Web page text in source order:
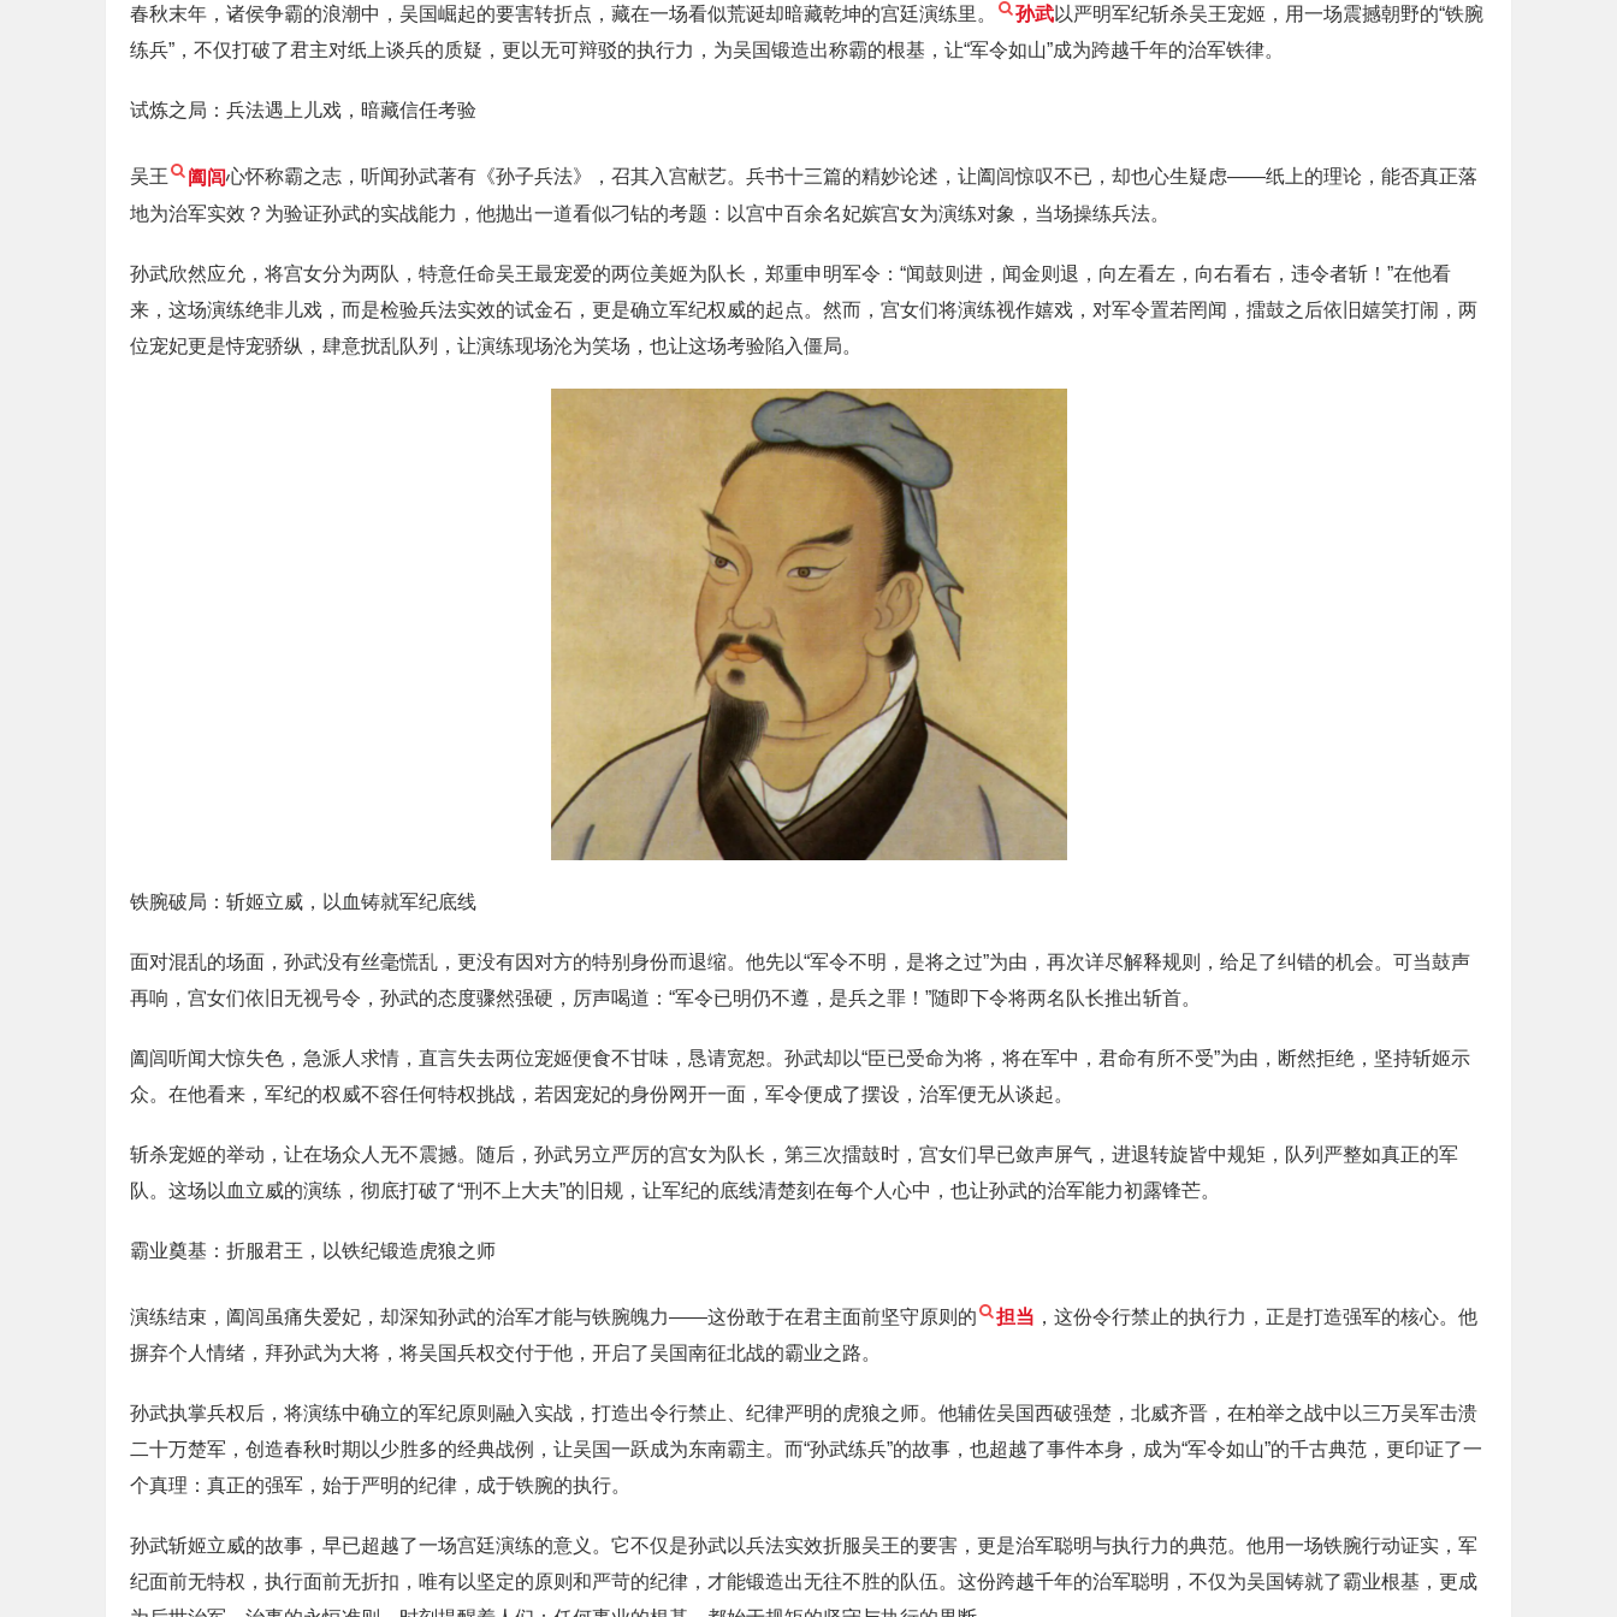
春秋末年，诸侯争霸的浪潮中，吴国崛起的要害转折点，藏在一场看似荒诞却暗藏乾坤的宫廷演练里。 孙武以严明军纪斩杀吴王宠姬，用一场震撼朝野的“铁腕
练兵”，不仅打破了君主对纸上谈兵的质疑，更以无可辩驳的执行力，为吴国锻造出称霸的根基，让“军令如山”成为跨越千年的治军铁律。
试炼之局：兵法遇上儿戏，暗藏信任考验
吴王 阖闾心怀称霸之志，听闻孙武著有《孙子兵法》，召其入宫献艺。兵书十三篇的精妙论述，让阖闾惊叹不已，却也心生疑虑——纸上的理论，能否真正落
地为治军实效？为验证孙武的实战能力，他抛出一道看似刁钻的考题：以宫中百余名妃嫔宫女为演练对象，当场操练兵法。
孙武欣然应允，将宫女分为两队，特意任命吴王最宠爱的两位美姬为队长，郑重申明军令：“闻鼓则进，闻金则退，向左看左，向右看右，违令者斩！”在他看
来，这场演练绝非儿戏，而是检验兵法实效的试金石，更是确立军纪权威的起点。然而，宫女们将演练视作嬉戏，对军令置若罔闻，擂鼓之后依旧嬉笑打闹，两
位宠妃更是恃宠骄纵，肆意扰乱队列，让演练现场沦为笑场，也让这场考验陷入僵局。
铁腕破局：斩姬立威，以血铸就军纪底线
面对混乱的场面，孙武没有丝毫慌乱，更没有因对方的特别身份而退缩。他先以“军令不明，是将之过”为由，再次详尽解释规则，给足了纠错的机会。可当鼓声
再响，宫女们依旧无视号令，孙武的态度骤然强硬，厉声喝道：“军令已明仍不遵，是兵之罪！”随即下令将两名队长推出斩首。
阖闾听闻大惊失色，急派人求情，直言失去两位宠姬便食不甘味，恳请宽恕。孙武却以“臣已受命为将，将在军中，君命有所不受”为由，断然拒绝，坚持斩姬示
众。在他看来，军纪的权威不容任何特权挑战，若因宠妃的身份网开一面，军令便成了摆设，治军便无从谈起。
斩杀宠姬的举动，让在场众人无不震撼。随后，孙武另立严厉的宫女为队长，第三次擂鼓时，宫女们早已敛声屏气，进退转旋皆中规矩，队列严整如真正的军
队。这场以血立威的演练，彻底打破了“刑不上大夫”的旧规，让军纪的底线清楚刻在每个人心中，也让孙武的治军能力初露锋芒。
霸业奠基：折服君王，以铁纪锻造虎狼之师
演练结束，阖闾虽痛失爱妃，却深知孙武的治军才能与铁腕魄力——这份敢于在君主面前坚守原则的 担当 ，这份令行禁止的执行力，正是打造强军的核心。他
摒弃个人情绪，拜孙武为大将，将吴国兵权交付于他，开启了吴国南征北战的霸业之路。
孙武执掌兵权后，将演练中确立的军纪原则融入实战，打造出令行禁止、纪律严明的虎狼之师。他辅佐吴国西破强楚，北威齐晋，在柏举之战中以三万吴军击溃
二十万楚军，创造春秋时期以少胜多的经典战例，让吴国一跃成为东南霸主。而“孙武练兵”的故事，也超越了事件本身，成为“军令如山”的千古典范，更印证了一
个真理：真正的强军，始于严明的纪律，成于铁腕的执行。
孙武斩姬立威的故事，早已超越了一场宫廷演练的意义。它不仅是孙武以兵法实效折服吴王的要害，更是治军聪明与执行力的典范。他用一场铁腕行动证实，军
纪面前无特权，执行面前无折扣，唯有以坚定的原则和严苛的纪律，才能锻造出无往不胜的队伍。这份跨越千年的治军聪明，不仅为吴国铸就了霸业根基，更成